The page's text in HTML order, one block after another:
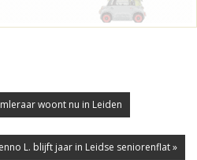
woont nu in Leiden
L. blijft jaar in Leidse seniorenflat »